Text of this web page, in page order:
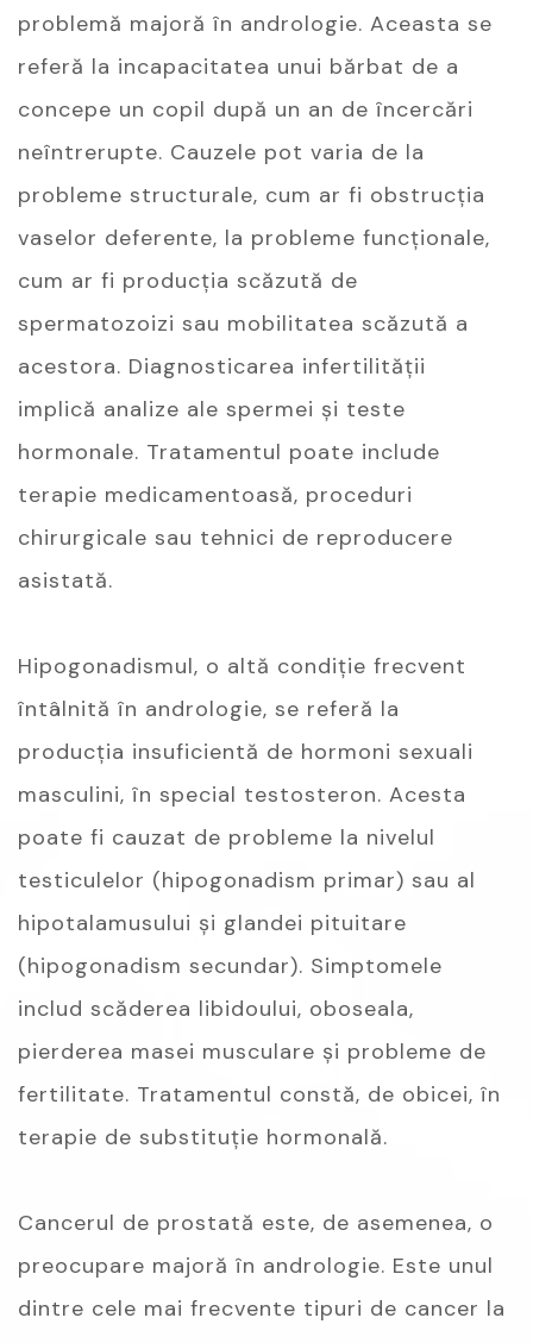
problemă majoră în andrologie. Aceasta se
referă la incapacitatea unui bărbat de a
concepe un copil după un an de încercări
neîntrerupte. Cauzele pot varia de la
probleme structurale, cum ar fi obstrucția
vaselor deferente, la probleme funcționale,
cum ar fi producția scăzută de
spermatozoizi sau mobilitatea scăzută a
acestora. Diagnosticarea infertilității
implică analize ale spermei și teste
hormonale. Tratamentul poate include
terapie medicamentoasă, proceduri
chirurgicale sau tehnici de reproducere
asistată.
Hipogonadismul, o altă condiție frecvent
întâlnită în andrologie, se referă la
producția insuficientă de hormoni sexuali
masculini, în special testosteron. Acesta
poate fi cauzat de probleme la nivelul
testiculelor (hipogonadism primar) sau al
hipotalamusului și glandei pituitare
(hipogonadism secundar). Simptomele
includ scăderea libidoului, oboseala,
pierderea masei musculare și probleme de
fertilitate. Tratamentul constă, de obicei, în
terapie de substituție hormonală.
Cancerul de prostată este, de asemenea, o
preocupare majoră în andrologie. Este unul
dintre cele mai frecvente tipuri de cancer la